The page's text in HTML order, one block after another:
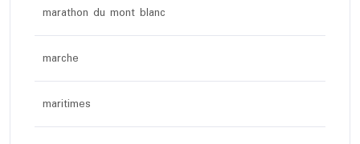
marathon du mont blanc
marche
maritimes